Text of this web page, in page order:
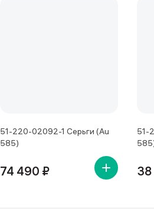
51-220-02092-1 Серьги (Au
585)
74 490 ₽
51-
38